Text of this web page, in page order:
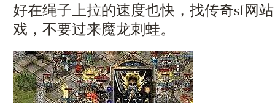
好在绳子上拉的速度也快，找传奇sf网
戏，不要过来魔龙刺蛙。